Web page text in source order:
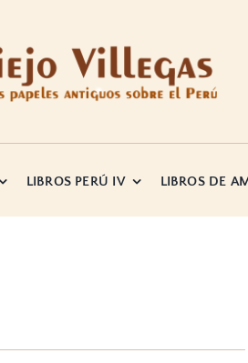
LIBROS PERÚ IV LIBROS DE